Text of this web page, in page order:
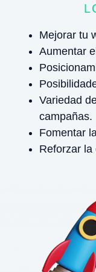
Mejorar tu
Aumentar
Variedad
campañas.
Fomentar
Reforzar la